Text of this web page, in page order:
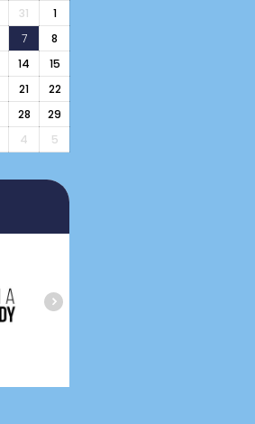
31
1
7
8
14
15
21
22
28
29
4 5